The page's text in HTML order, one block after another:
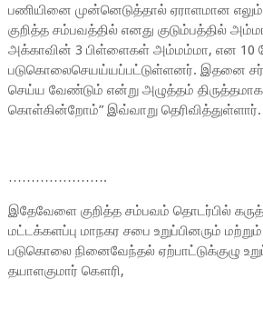
பணியினை முன்னெடுத்தால் ஏராளமான
குறித்த சம்பவத்தில் எனது குடும்பத்தில்
அக்காவின் 3 பிள்ளைகள் அம்மம்மா, என 10
படுகொலைசெயய்யப்பட்டுள்ளனர். இதனை
செய்ய வேண்டும் என்று அழுத்தம் திருத்தமாக
கொள்கின்றோம்” இவ்வாறு தெரிவித்துள்ளார்.
………………….
இதேவேளை குறித்த சம்பவம் தொடர்பில்
மட்டக்களப்பு மாநகர சபை உறுப்பினரும்
படுகொலை நினைவேந்தல் ஏற்பாட்டுக்குழு
தயாளகுமார் கௌரி,